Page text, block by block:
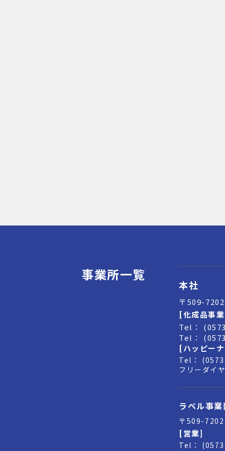
事業所一覧
本社
〒509-
[化成品事
Tel：
Tel：
[ハッピー
Tel：
フリーダイ
ラベル事
〒509-
[営業]
Tel：